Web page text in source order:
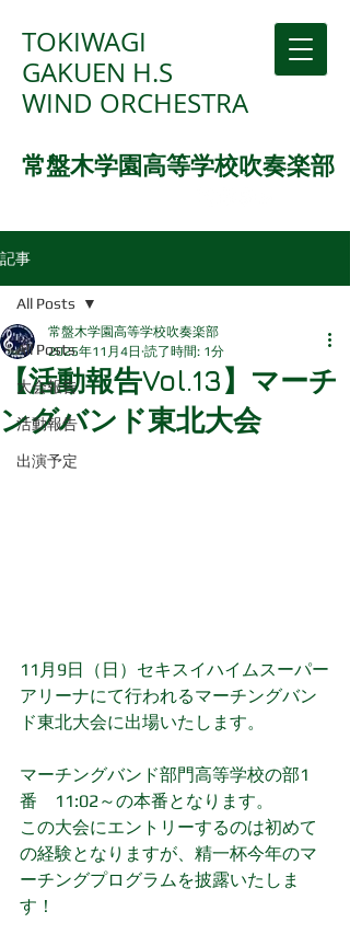
TOKIWAGI
GAKUEN H.S
WIND ORCHESTRA
常盤木学園高等学校吹奏楽部
記事
All Posts
大会報告
活動報告
出演予定
All Posts
【活動報告Vol.13】マーチ
ングバンド東北大会
常盤木学園高等学校吹奏楽部
2025年11月4日 読了時間: 1分
11月9日（日）セキスイハイムスーパー
アリーナにて行われるマーチングバン
ド東北大会に出場いたします。
マーチングバンド部門高等学校の部1
番　11:02～の本番となります。
この大会にエントリーするのは初めて
の経験となりますが、精一杯今年のマ
ーチングプログラムを披露いたしま
す！